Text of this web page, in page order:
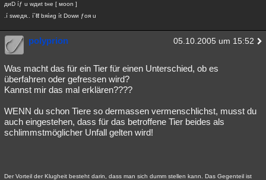
диD íƒ u wдиt tнe [ мoon ]
.í sweдя.. í´ℓℓ bяíиg ít Dowи ƒoя u
polyprion 05.10.2005 um 15:52
Was macht das für ein Tier für einen Unterschied, ob es
überfahren oder gefressen wird?
Kannst mir das mal erklären????
WENN du schon Tiere so dermassen vermenschlichst, musst du
auch eingestehen, dass für das betroffene Tier beides als
schlimmstmöglicher Unfall gelten wird!
Der Vorteil der Klugheit besteht darin, dass man sich dumm stellen kann. Das Gegenteil ist